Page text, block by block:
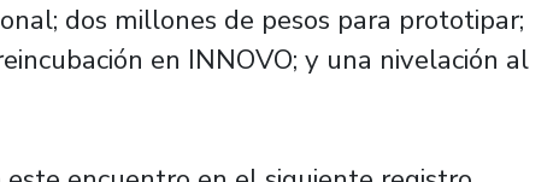
dos millones de pesos para prototipar;
en INNOVO; y una nivelación al